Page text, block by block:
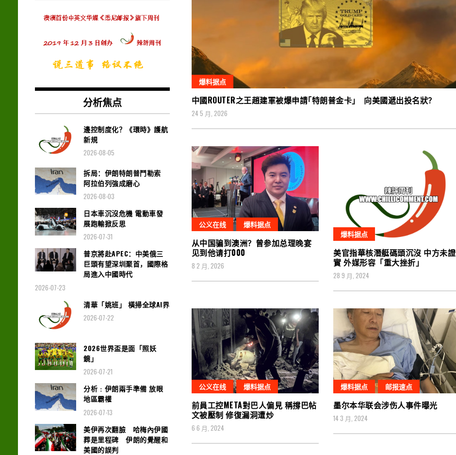
爆料据点
中國ROUTER之王趙建軍被爆申請｢特朗普金卡｣ 向美國遞出投名狀？
24 5 月, 2026
公义在线 爆料据点
从中国骗到澳洲？曾参加总理晚宴
见到他请打000
8 2 月, 2026
爆料据点
美官指華核潛艇碼頭沉沒 中方未證
實 外媒形容「重大挫折」
28 9 月, 2024
公义在线 爆料据点
前員工控META對巴人偏見 稱撐巴帖
文被壓制 修復漏洞遭炒
6 6 月, 2024
爆料据点 邮报速点
墨尔本华联会涉伤人事件曝光
14 3 月, 2024
分析焦点
邊控制度化？《環時》護航
新規
2026-08-05
拆局：伊朗特朗普鬥勒索
阿拉伯列強成磨心
2026-08-03
日本車沉沒危機 電動車發
展跑輸掀反思
2026-07-31
普京將赴APEC：中美俄三
巨頭有望深圳聚首，國際格
局進入中國時代
2026-07-23
清華「姚班」 橫掃全球AI界
2026-07-22
2026世界盃是面「照妖
鏡」
2026-07-21
分析﹕伊朗兩手準備 放眼
地區霸權
2026-07-13
美伊再次翻臉 哈梅內伊國
葬是里程碑 伊朗的覺醒和
美國的誤判